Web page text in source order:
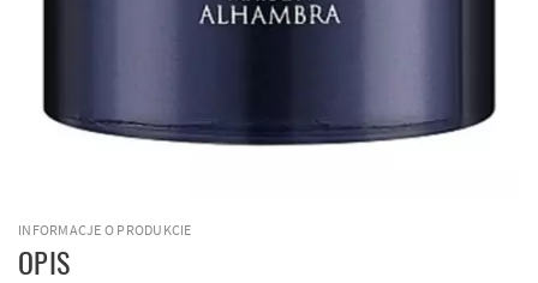
INFORMACJE O PRODUKCIE
OPIS